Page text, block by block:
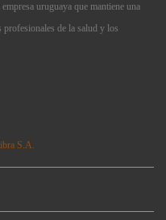
uruguaya que mantiene una
de la salud y los
S.A.